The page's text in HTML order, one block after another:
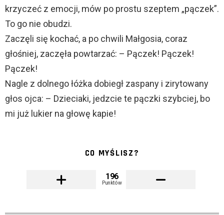
krzyczeć z emocji, mów po prostu szeptem „pączek”.
To go nie obudzi.
Zaczęli się kochać, a po chwili Małgosia, coraz
głośniej, zaczęła powtarzać: – Pączek! Pączek!
Pączek!
Nagle z dolnego łóżka dobiegł zaspany i zirytowany
głos ojca: – Dzieciaki, jedzcie te pączki szybciej, bo
mi już lukier na głowę kapie!
CO MYŚLISZ?
196
Punktów